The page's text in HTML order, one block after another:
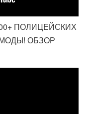
ПОЛИЦЕЙСКИХ
ОБЗОР